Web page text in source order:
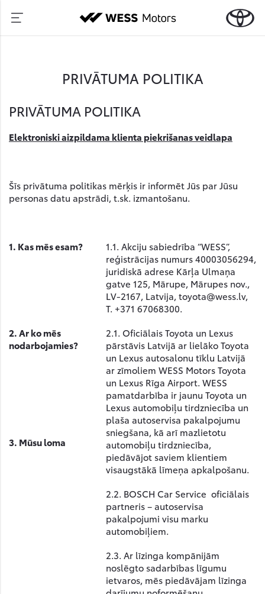
PRIVĀTUMA POLITIKA
PRIVĀTUMA POLITIKA
Elektroniski aizpildama klienta piekrišanas veidlapa
Šīs privātuma politikas mērķis ir informēt Jūs par Jūsu
personas datu apstrādi, t.sk. izmantošanu.
1. Kas mēs esam?
1.1. Akciju sabiedrība “WESS”,
reģistrācijas numurs 40003056294,
juridiskā adrese Kārļa Ulmaņa
gatve 125, Mārupe, Mārupes nov.,
LV-2167, Latvija,toyota@wess.lv,
T. +371 67068300.
2. Ar ko mēs
nodarbojamies?
3. Mūsu loma
2.1. Oficiālais Toyota un Lexus
pārstāvis Latvijā ar lielāko Toyota
un Lexus autosalonu tīklu Latvijā
ar zīmoliem WESS Motors Toyota
un Lexus Rīga Airport. WESS
pamatdarbība ir jaunu Toyota un
Lexus automobiļu tirdzniecība un
plaša autoservisa pakalpojumu
sniegšana, kā arī mazlietotu
automobiļu tirdzniecība,
piedāvājot saviem klientiem
visaugstākā līmeņa apkalpošanu.
2.2. BOSCH Car Service oficiālais
partneris – autoservisa
pakalpojumi visu marku
automobiļiem.
2.3. Ar līzinga kompānijām
noslēgto sadarbības līgumu
ietvaros, mēs piedāvājam līzinga